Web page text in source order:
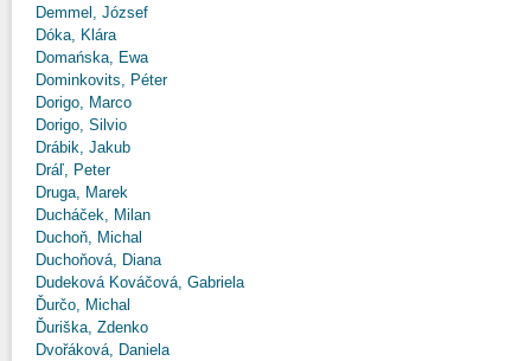
Demmel, József
Dóka, Klára
Domańska, Ewa
Dominkovits, Péter
Dorigo, Marco
Dorigo, Silvio
Drábik, Jakub
Dráľ, Peter
Druga, Marek
Ducháček, Milan
Duchoň, Michal
Duchoňová, Diana
Dudeková Kováčová, Gabriela
Ďurčo, Michal
Ďuriška, Zdenko
Dvořáková, Daniela